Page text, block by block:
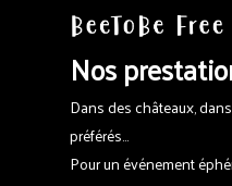
Nos
Dans des châteaux,
préférés…
Pour un événement